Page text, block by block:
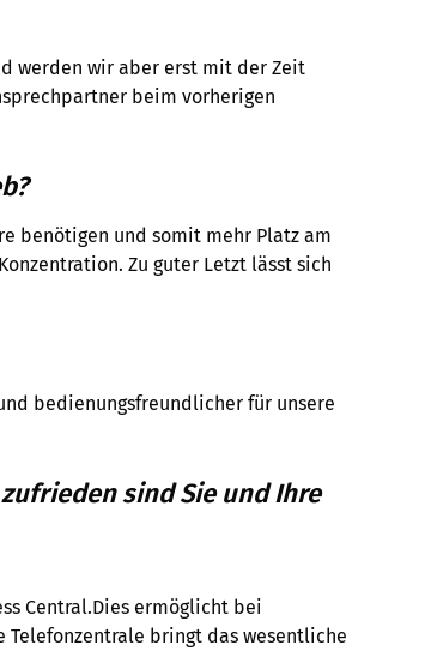
werden wir aber erst mit der Zeit
beim vorherigen
benötigen und somit mehr Platz am
Zu guter Letzt lässt sich
bedienungsfreundlicher für unsere
sind Sie und Ihre
Central.Dies ermöglicht bei
Telefonzentrale bringt das wesentliche